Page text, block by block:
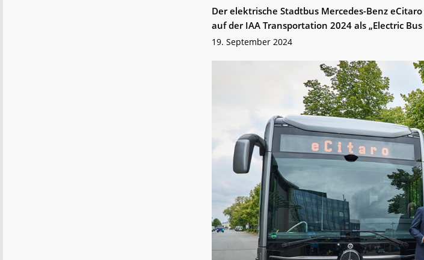
Der elektrische Stadtbus Mercedes-Benz
auf der IAA Transportation 2024 als „Electric
19. September 2024